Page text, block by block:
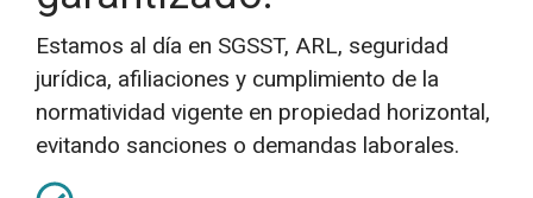
Estamos al día en SGSST, ARL, seguridad
jurídica, afiliaciones y cumplimiento de la
normatividad vigente en propiedad horizontal,
evitando sanciones o demandas laborales.